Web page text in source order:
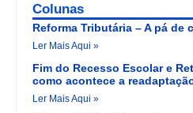
Colunas
Reforma Tributária – A pá de
Ler Mais Aqui »
Fim do Recesso Escolar e
como acontece a
Ler Mais Aqui »